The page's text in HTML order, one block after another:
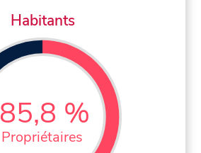
Habitants
85,8 %
Propriétaires